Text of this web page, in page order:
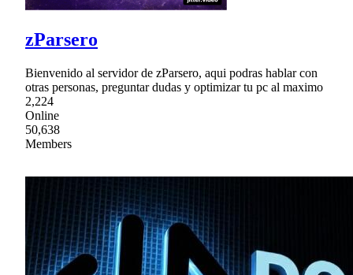
zParsero
Bienvenido al servidor de zParsero, aqui podras hablar con
otras personas, preguntar dudas y optimizar tu pc al maximo
2,224
Online
50,638
Members